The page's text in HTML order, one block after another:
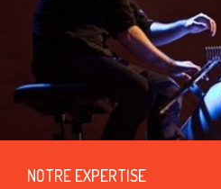
NOTRE EXPERTISE